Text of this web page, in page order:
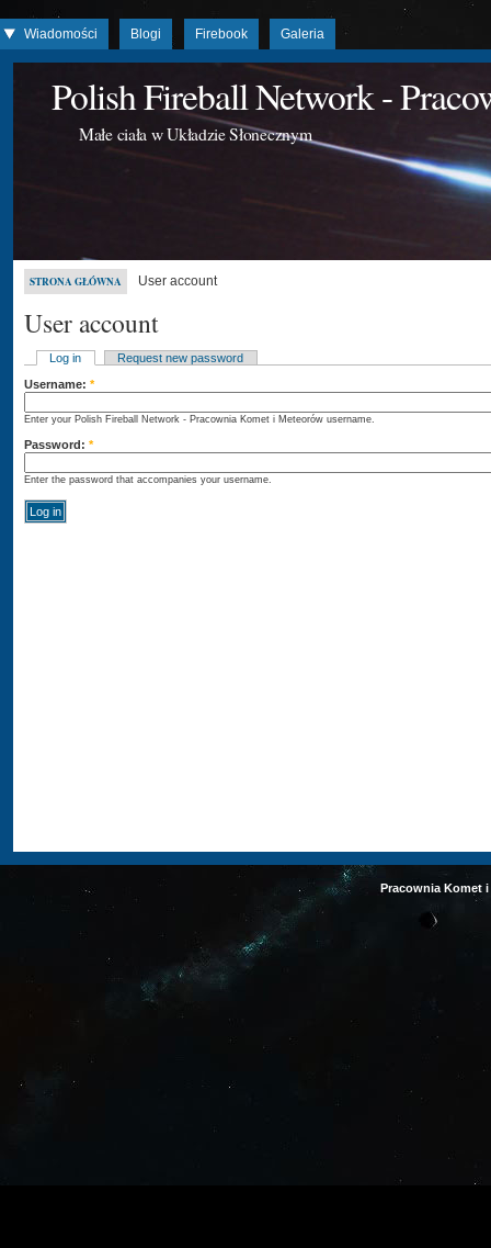
Wiadomości Blogi Firebook Galeria
Polish Fireball Network -
Małe ciała w Układzie Słonecznym
STRONA GŁÓWNA User account
User account
Log in
Request new password
Username: *
Enter your Polish Fireball Network - Pracownia Komet i Meteorów username.
Password: *
Enter the password that accompanies your username.
Pracownia Komet